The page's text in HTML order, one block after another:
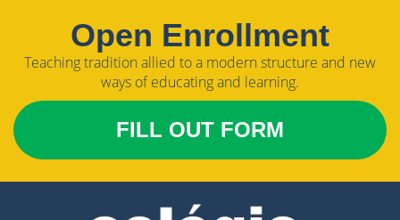
Open Enrollment
Teaching tradition allied to a modern structure and new
ways of educating and learning.
FILL OUT FORM